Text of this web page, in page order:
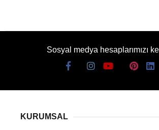
Sosyal medya hesaplarımızı
KURUMSAL